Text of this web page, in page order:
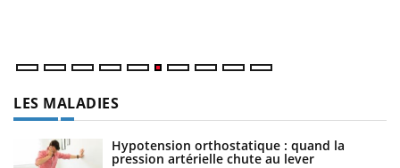
LES MALADIES
Hypotension orthostatique : quand la
pression artérielle chute au lever